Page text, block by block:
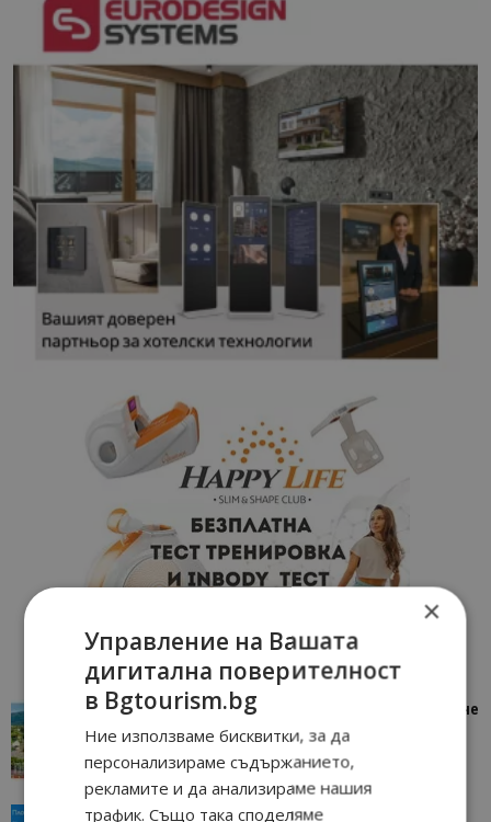
“Пощенска картичка от…”: Петрич – Изживяване
отвъд очакваното
Петрич 11/07/2026 11:22
“Пощенска картичка от…”: Пловдив, градът на
×
Управление на Вашата
дигитална поверителност
в Bgtourism.bg
Ние използваме бисквитки, за да
персонализираме съдържанието,
рекламите и да анализираме нашия
трафик. Също така споделяме